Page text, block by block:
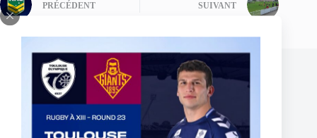
PRÉCÉDENT SUIVANT
Publications similaires